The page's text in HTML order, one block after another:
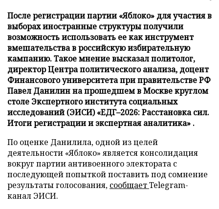
После регистрации партии «Яблоко» для участия в
выборах иностранные структуры получили
возможность использовать ее как инструмент
вмешательства в российскую избирательную
кампанию. Такое мнение высказал политолог,
директор Центра политического анализа, доцент
Финансового университета при правительстве РФ
Павел Данилин на прошедшем в Москве круглом
столе Экспертного института социальных
исследований (ЭИСИ) «ЕДГ–2026: Расстановка сил.
Итоги регистрации и экспертная аналитика» .
По оценке Данилила, одной из целей
деятельности «Яблоко» является консолидация
вокруг партии антивоенного электората с
последующей попыткой поставить под сомнение
результаты голосования, сообщаетTelegram-
канал ЭИСИ.